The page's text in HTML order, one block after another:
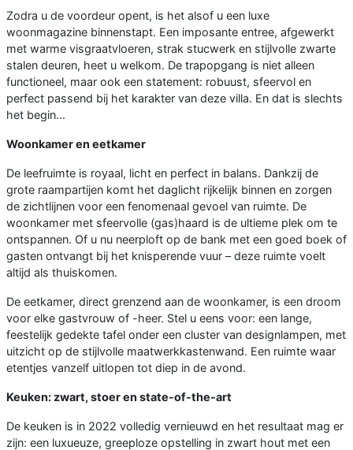
Zodra u de voordeur opent, is het alsof u een luxe
woonmagazine binnenstapt. Een imposante entree, afgewerkt
met warme visgraatvloeren, strak stucwerk en stijlvolle zwarte
stalen deuren, heet u welkom. De trapopgang is niet alleen
functioneel, maar ook een statement: robuust, sfeervol en
perfect passend bij het karakter van deze villa. En dat is slechts
het begin...
Woonkamer en eetkamer
De leefruimte is royaal, licht en perfect in balans. Dankzij de
grote raampartijen komt het daglicht rijkelijk binnen en zorgen
de zichtlijnen voor een fenomenaal gevoel van ruimte. De
woonkamer met sfeervolle (gas)haard is de ultieme plek om te
ontspannen. Of u nu neerploft op de bank met een goed boek of
gasten ontvangt bij het knisperende vuur – deze ruimte voelt
altijd als thuiskomen.
De eetkamer, direct grenzend aan de woonkamer, is een droom
voor elke gastvrouw of -heer. Stel u eens voor: een lange,
feestelijk gedekte tafel onder een cluster van designlampen, met
uitzicht op de stijlvolle maatwerkkastenwand. Een ruimte waar
etentjes vanzelf uitlopen tot diep in de avond.
Keuken: zwart, stoer en state-of-the-art
De keuken is in 2022 volledig vernieuwd en het resultaat mag er
zijn: een luxueuze, greeploze opstelling in zwart hout met een